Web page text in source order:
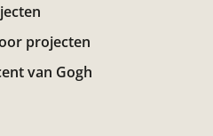
projecten
van Gogh